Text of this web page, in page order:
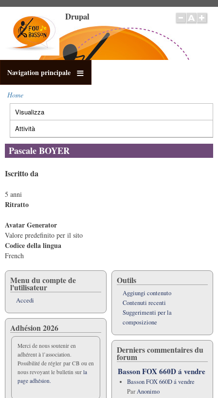
contenuto
principale
Drupal
Navigation principale
Briciole
di
pane
Home
Schede
primarie
Visualizza
attiva)
Attività
Pascale BOYER
Iscritto da
5 anni
Ritratto
Avatar Generator
Valore predefinito per il sito
Codice della lingua
French
Menu du compte de
l'utilisateur
Accedi
Adhésion 2026
Merci de nous soutenir en
adhérent à l’association.
Possibilité de régler par CB ou en
nous revoyant le bulletin sur la
page adhésion.
Outils
Aggiungi contenuto
Contenuti recenti
Suggerimenti per la
composizione
Derniers commentaires du
forum
Basson FOX 660D á vendre
Basson FOX 660D á vendre
ParAnonimo